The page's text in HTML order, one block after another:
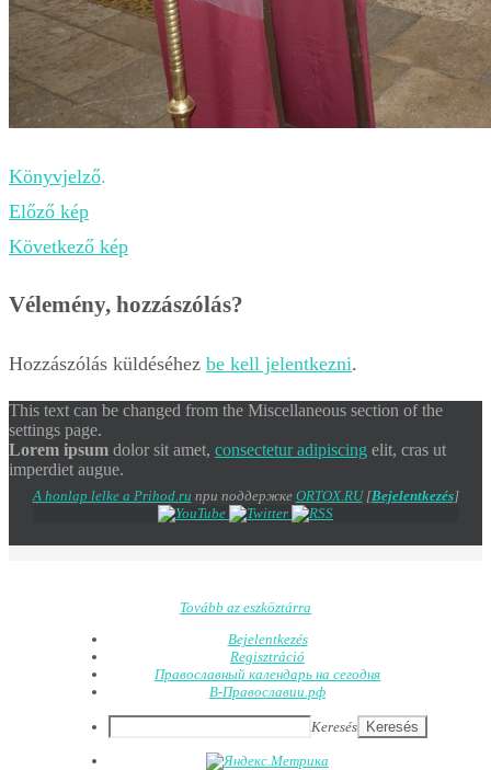
Könyvjelző.
Előző kép
Következő kép
Vélemény, hozzászólás?
Hozzászólás küldéséhez be kell jelentkezni.
This text can be changed from the Miscellaneous section of the
settings page.
Lorem ipsum dolor sit amet, consectetur adipiscing elit, cras ut
imperdiet augue.
A honlap lelke a Prihod.ru при поддержке ORTOX.RU[Bejelentkezés]
Tovább az eszköztárra
Bejelentkezés
Regisztráció
Православный календарь на сегодня
В-Православии.рф
Keresés